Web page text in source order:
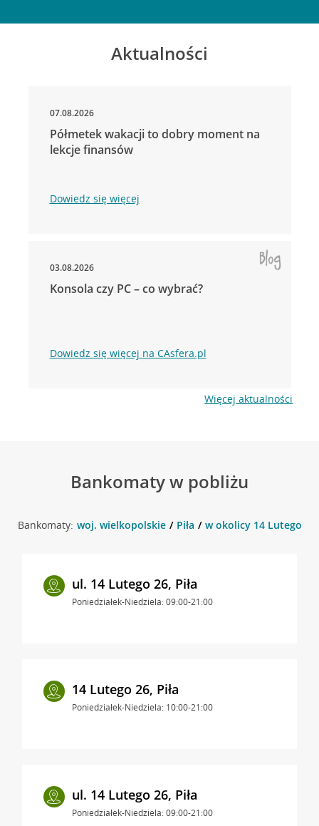
Aktualności
07.08.2026
Półmetek wakacji to dobry moment na
lekcje finansów
Dowiedz się więcej
03.08.2026
Konsola czy PC – co wybrać?
Dowiedz się więcej na CAsfera.pl
Więcej aktualności
Bankomaty w pobliżu
Bankomaty: woj. wielkopolskie Piła w okolicy 14 Lutego 26
ul. 14 Lutego 26, Piła
Poniedziałek-Niedziela: 09:00-21:00
14 Lutego 26, Piła
Poniedziałek-Niedziela: 10:00-21:00
ul. 14 Lutego 26, Piła
Poniedziałek-Niedziela: 09:00-21:00